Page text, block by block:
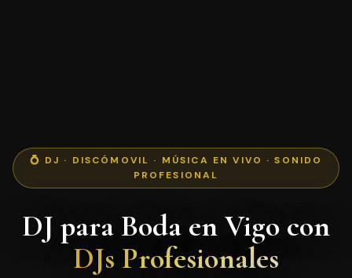
💍 DJ · DISCÓMOVIL · MÚSICA EN VIVO · SONIDO
PROFESIONAL
DJ para Boda en Vigo con
DJs Profesionales